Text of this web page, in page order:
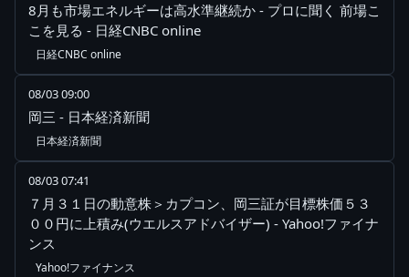
8月も市場エネルギーは高水準継続か - プロに聞く 前場こ
こを見る - 日経CNBC online
日経CNBC online
08/03 09:00
岡三 - 日本経済新聞
日本経済新聞
08/03 07:41
７月３１日の動意株＞カプコン、岡三証が目標株価５３
００円に上積み(ウエルスアドバイザー) - Yahoo!ファイナ
ンス
Yahoo!ファイナンス